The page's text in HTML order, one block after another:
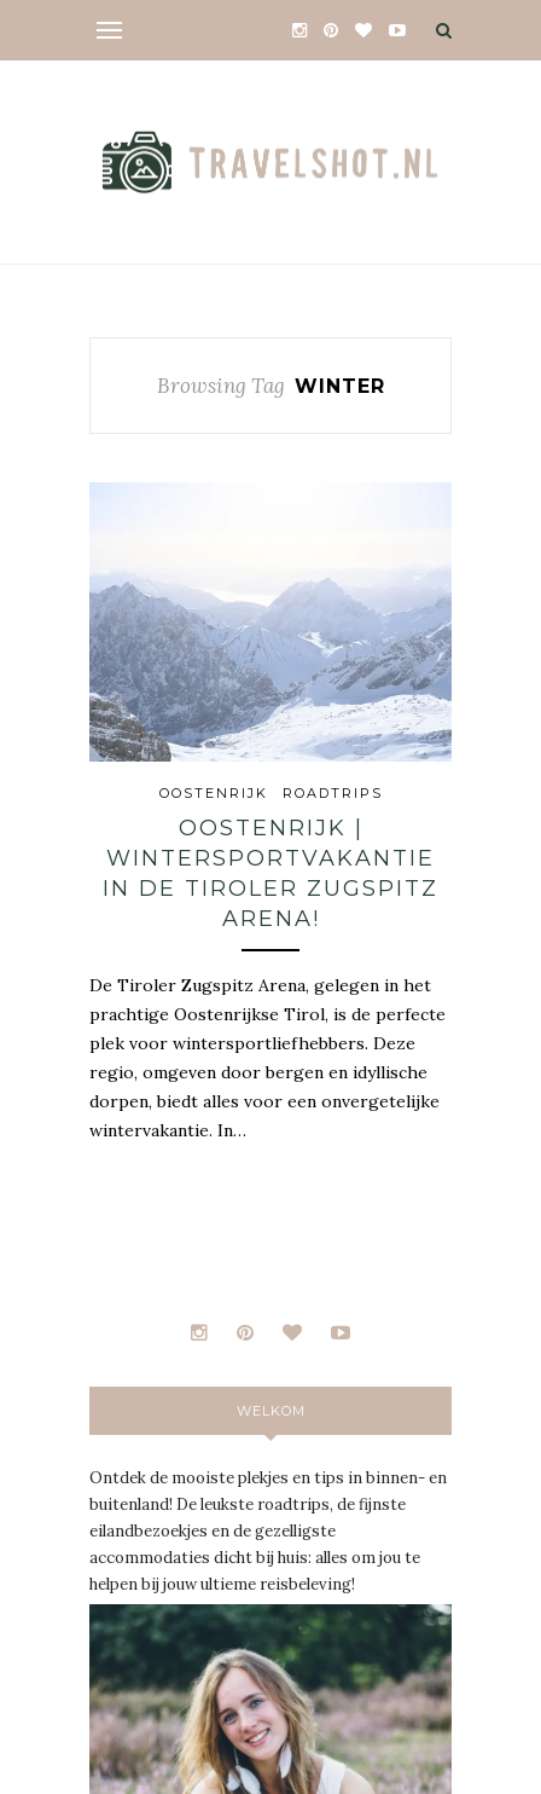
Browsing Tag WINTER
OOSTENRIJK ROADTRIPS
OOSTENRIJK |
WINTERSPORTVAKANTIE
IN DE TIROLER ZUGSPITZ
ARENA!
De Tiroler Zugspitz Arena, gelegen in het
prachtige Oostenrijkse Tirol, is de perfecte
plek voor wintersportliefhebbers. Deze
regio, omgeven door bergen en idyllische
dorpen, biedt alles voor een onvergetelijke
wintervakantie. In…
WELKOM
Ontdek de mooiste plekjes en tips in binnen- en
buitenland! De leukste roadtrips, de fijnste
eilandbezoekjes en de gezelligste
accommodaties dicht bij huis: alles om jou te
helpen bij jouw ultieme reisbeleving!